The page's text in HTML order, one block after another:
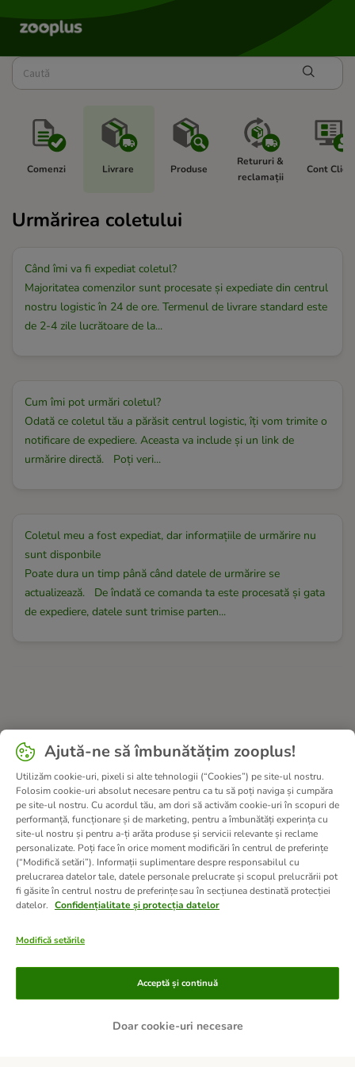
Comenzi Livrare Produse
Retururi &
reclamații
Cont
Urmărirea coletului
Când îmi va fi expediat coletul?
Majoritatea comenzilor sunt procesate și expediate din centrul
nostru logistic în 24 de ore. Termenul de livrare standard este
de 2-4 zile lucrătoare de la...
Cum îmi pot urmări coletul?
Odată ce coletul tău a părăsit centrul logistic, îți vom trimite o
notificare de expediere. Aceasta va include și un link de
urmărire directă. Poți veri...
Coletul meu a fost expediat, dar informațiile de urmărire nu
sunt disponbile
Poate dura un timp până când datele de urmărire se
actualizează. De îndată ce comanda ta este procesată și gata
de expediere, datele sunt trimise parten...
Metode de plată
PLATĂ RAMBURS LA LIVRARE TRANSFER BANCAR
Ajută-ne să îmbunătățim zooplus!
Utilizăm cookie-uri, pixeli si alte tehnologii (“Cookies”) pe site-ul nostru.
Folosim cookie-uri absolut necesare pentru ca tu să poți naviga și cumpăra
pe site-ul nostru. Cu acordul tău, am dori să activăm cookie-uri în scopuri de
performanță, funcționare și de marketing, pentru a îmbunătăți experința cu
site-ul nostru și pentru a-ți arăta produse și servicii relevante și reclame
personalizate. Poți face în orice moment modificări în centrul de preferințe
(“Modifică setări”). Informații suplimentare despre responsabilul cu
prelucrarea datelor tale, datele personale prelucrate și scopul prelucrării pot
fi găsite în centrul nostru de preferințe sau în secțiunea destinată protecției
datelor. Confidențialitate și protecția datelor
Modifică setările
Doar cookie-uri necesare
Acceptă și continuă